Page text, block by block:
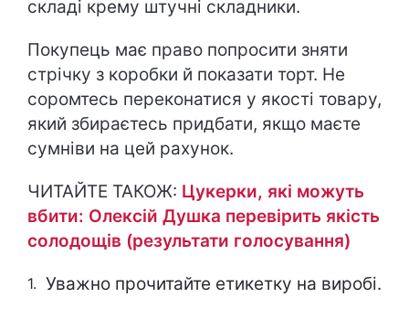
складі крему штучні складники.
Покупець має право попросити зняти
стрічку з коробки й показати торт. Не
соромтесь переконатися у якості товару,
який збираєтесь придбати, якщо маєте
сумніви на цей рахунок.
ЧИТАЙТЕ ТАКОЖ: Цукерки, які можуть
вбити: Олексій Душка перевірить якість
солодощів (результати голосування)
Уважно прочитайте етикетку на виробі.